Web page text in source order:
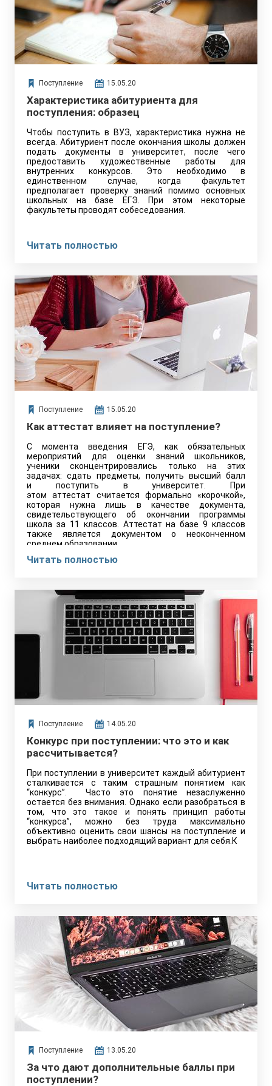
Поступление 15.05.20
Характеристика абитуриента для
поступления: образец
Чтобы поступить в ВУЗ, характеристика нужна не
всегда. Абитуриент после окончания школы должен
подать документы в университет, после чего
предоставить художественные работы для
внутренних конкурсов. Это необходимо в
единственном случае, когда факультет
предполагает проверку знаний помимо основных
школьных на базе ЕГЭ. При этом некоторые
факультеты проводят собеседования.
Читать полностью
Поступление 15.05.20
Как аттестат влияет на поступление?
С момента введения ЕГЭ, как обязательных
мероприятий для оценки знаний школьников,
ученики сконцентрировались только на этих
задачах: сдать предметы, получить высший балл
и поступить в университет. При
этом аттестат считается формально «корочкой»,
которая нужна лишь в качестве документа,
свидетельствующего об окончании программы
школа за 11 классов. Аттестат на базе 9 классов
также является документом о неоконченном
среднем образовании.
Читать полностью
Поступление 14.05.20
Конкурс при поступлении: что это и как
рассчитывается?
При поступлении в университет каждый абитуриент
сталкивается с таким страшным понятием как
“конкурс”. Часто это понятие незаслуженно
остается без внимания. Однако если разобраться в
том, что это такое и понять принцип работы
“конкурса”, можно без труда максимально
объективно оценить свои шансы на поступление и
выбрать наиболее подходящий вариант для себя.К
Читать полностью
Поступление 13.05.20
За что дают дополнительные баллы при
поступлении?